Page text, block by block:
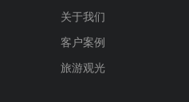
关于我们
客户案例
旅游观光